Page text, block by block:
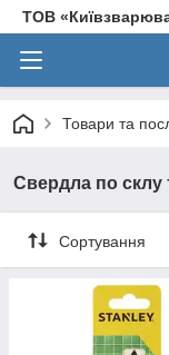
ТОВ
Товари та
Свердла по склу
Сортування